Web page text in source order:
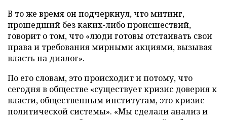
В то же время он подчеркнул, что митинг,
прошедший без каких-либо происшествий,
говорит о том, что «люди готовы отстаивать свои
права и требования мирными акциями, вызывая
власть на диалог».
По его словам, это происходит и потому, что
сегодня в обществе «существует кризис доверия к
власти, общественным институтам, это кризис
политической системы». «Мы сделали анализ и